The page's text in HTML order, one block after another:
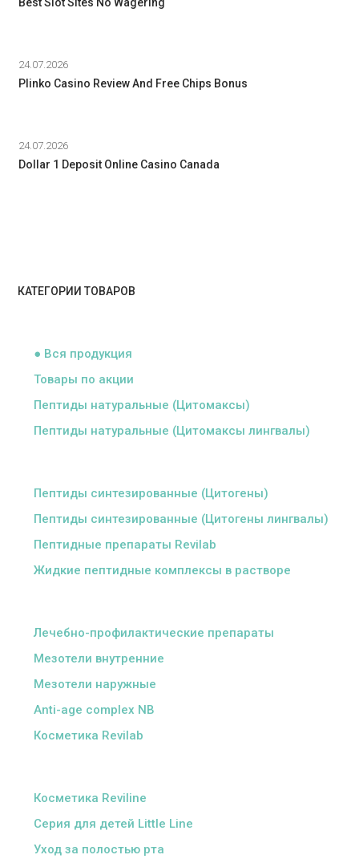
24.07.2026
Plinko Casino Review And Free Chips Bonus
24.07.2026
Dollar 1 Deposit Online Casino Canada
КАТЕГОРИИ ТОВАРОВ
● Вся продукция
Товары по акции
Пептиды натуральные (Цитомаксы)
Пептиды натуральные (Цитомаксы лингвалы)
Пептиды синтезированные (Цитогены)
Пептиды синтезированные (Цитогены лингвалы)
Пептидные препараты Revilab
Жидкие пептидные комплексы в растворе
Лечебно-профилактические препараты
Мезотели внутренние
Мезотели наружные
Anti-age complex NB
Косметика Revilab
Косметика Reviline
Серия для детей Little Line
Уход за полостью рта